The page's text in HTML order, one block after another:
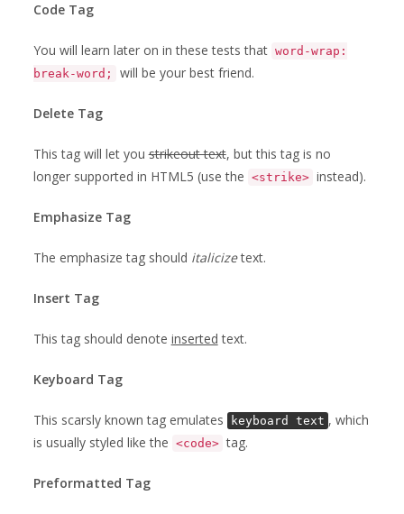
Code Tag
You will learn later on in these tests that word-wrap:
break-word;
will be your best friend.
Delete Tag
This tag will let youstrikeout text, but this tag is no
longer supported in HTML5 (use the <strike> instead).
Emphasize Tag
The emphasize tag should italicizetext.
Insert Tag
This tag should denote inserted text.
Keyboard Tag
This scarsly known tag emulates keyboard text , which
is usually styled like the <code> tag.
Preformatted Tag